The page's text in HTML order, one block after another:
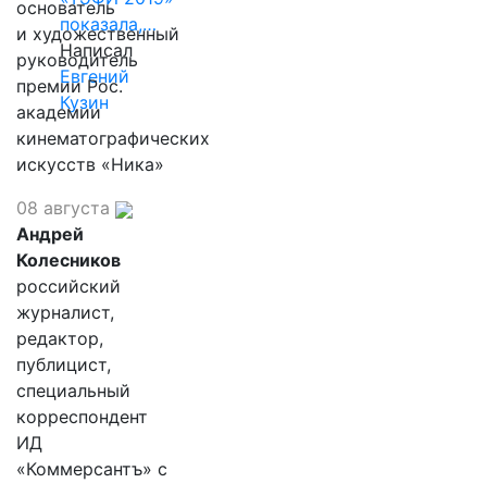
показала,…
Написал
Евгений
Кузин
основатель
и художественный
руководитель
премии Рос.
академии
кинематографических
искусств «Ника»
08 августа
Андрей
Колесников
российский
журналист,
редактор,
публицист,
специальный
корреспондент
ИД
«Коммерсантъ» с